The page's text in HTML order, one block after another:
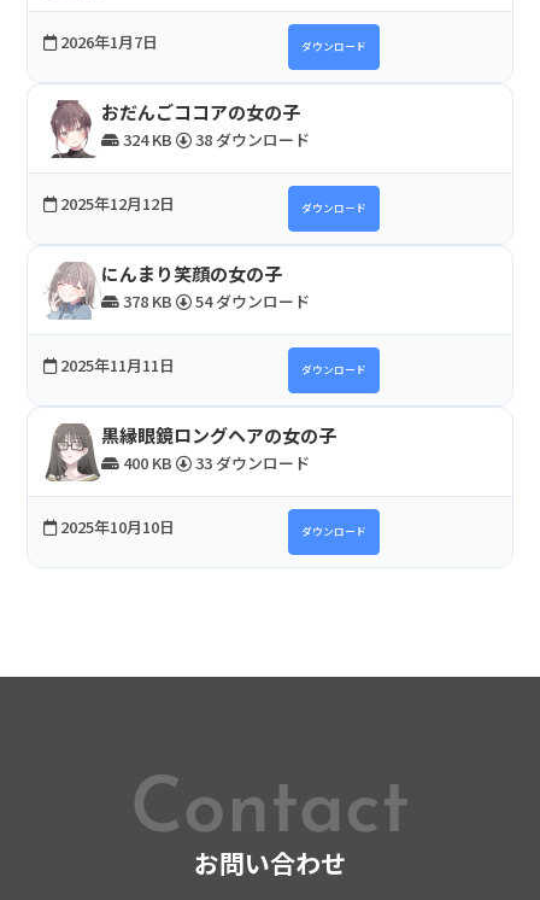
2026年1月7日 ダウンロード
おだんごココアの女の子
324 KB 38 ダウンロード
2025年12月12日 ダウンロード
にんまり笑顔の女の子
378 KB 54 ダウンロード
2025年11月11日 ダウンロード
黒縁眼鏡ロングヘアの女の子
400 KB 33 ダウンロード
2025年10月10日 ダウンロード
Contact
お問い合わせ